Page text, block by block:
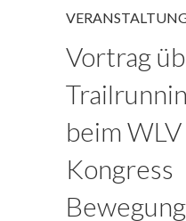
Vortrag
beim WLV
Kongress